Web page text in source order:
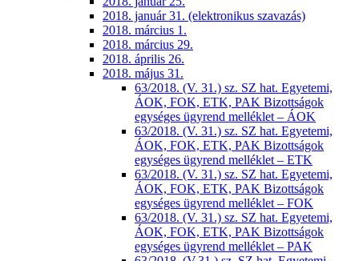
2018. január 31. (elektronikus szavazás)
2018. március 1.
2018. március 29.
2018. április 26.
2018. május 31.
63/2018. (V. 31.) sz. SZ hat. Egyetemi,
ÁOK, FOK, ETK, PAK Bizottságok
egységes ügyrend melléklet – ÁOK
63/2018. (V. 31.) sz. SZ hat. Egyetemi,
ÁOK, FOK, ETK, PAK Bizottságok
egységes ügyrend melléklet – ETK
63/2018. (V. 31.) sz. SZ hat. Egyetemi,
ÁOK, FOK, ETK, PAK Bizottságok
egységes ügyrend melléklet – FOK
63/2018. (V. 31.) sz. SZ hat. Egyetemi,
ÁOK, FOK, ETK, PAK Bizottságok
egységes ügyrend melléklet – PAK